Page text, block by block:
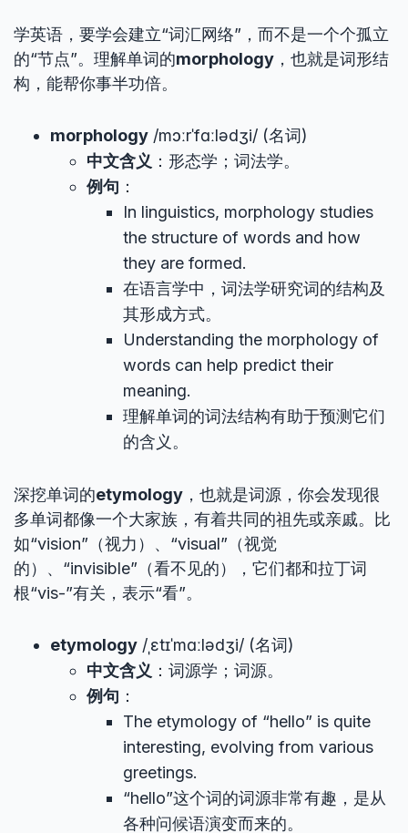
学英语，要学会建立“词汇网络”，而不是一个个孤立
的“节点”。理解单词的morphology ，也就是词形结
构，能帮你事半功倍。
morphology /mɔːrˈfɑːlədʒi/ (名词)
中文含义 ：形态学；词法学。
例句 ：
In linguistics, morphology studies
the structure of words and how
they are formed.
在语言学中，词法学研究词的结构及
其形成方式。
Understanding the morphology of
words can help predict their
meaning.
理解单词的词法结构有助于预测它们
的含义。
深挖单词的etymology ，也就是词源，你会发现很
多单词都像一个大家族，有着共同的祖先或亲戚。比
如“vision”（视力）、“visual”（视觉
的）、“invisible”（看不见的），它们都和拉丁词
根“vis-”有关，表示“看”。
etymology /ˌɛtɪˈmɑːlədʒi/ (名词)
中文含义 ：词源学；词源。
例句 ：
The etymology of “hello” is quite
interesting, evolving from various
greetings.
“hello”这个词的词源非常有趣，是从
各种问候语演变而来的。